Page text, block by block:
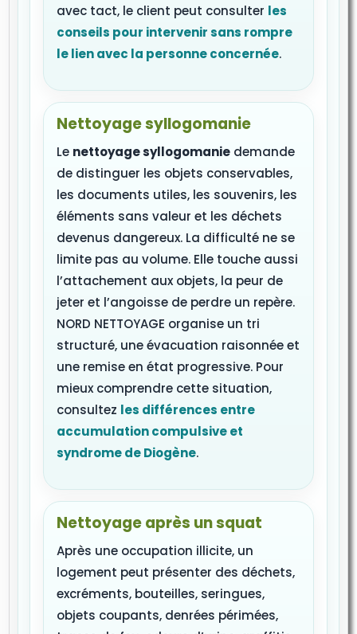
avec tact, le client peut consulter les
conseils pour intervenir sans rompre
le lien avec la personne concernée.
Nettoyage syllogomanie
Le nettoyage syllogomanie demande
de distinguer les objets conservables,
les documents utiles, les souvenirs, les
éléments sans valeur et les déchets
devenus dangereux. La difficulté ne se
limite pas au volume. Elle touche aussi
l’attachement aux objets, la peur de
jeter et l’angoisse de perdre un repère.
NORD NETTOYAGE organise un tri
structuré, une évacuation raisonnée et
une remise en état progressive. Pour
mieux comprendre cette situation,
consultez les différences entre
accumulation compulsive et
syndrome de Diogène.
Nettoyage après un squat
Après une occupation illicite, un
logement peut présenter des déchets,
excréments, bouteilles, seringues,
objets coupants, denrées périmées,